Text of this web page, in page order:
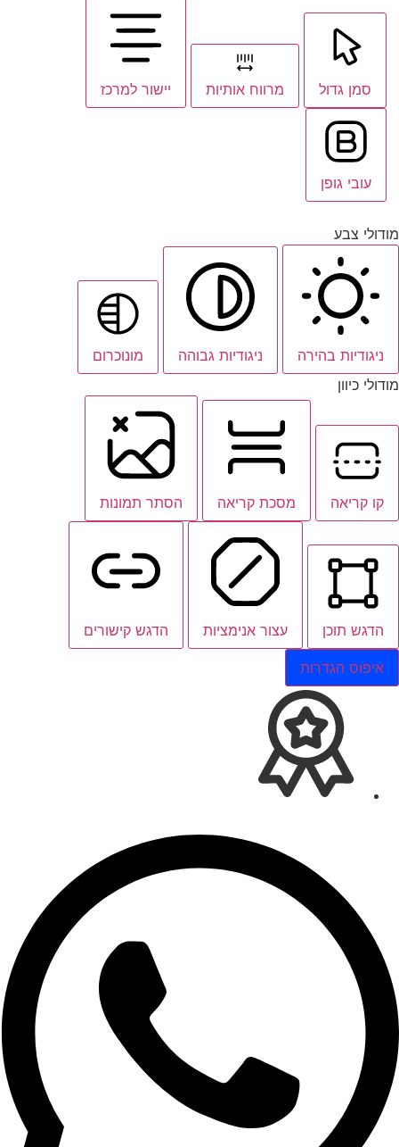
סמן גדול מרווח אותיות יישור למרכז
עובי גופן
מודולי צבע
ניגודיות בהירה ניגודיות גבוהה
מונוכרום
מודולי כיוון
קו קריאה מסכת קריאה הסתר תמונות
הדגש תוכן עצור אנימציות הדגש קישורים
איפוס הגדרות